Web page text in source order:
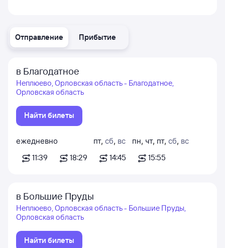
Отправление Прибытие
в Благодатное
Неплюево, Орловская область - Благодатное,
Орловская область
Найти билеты
ежедневно
11:39
18:29
пт, сб, вс
14:45
пн, чт, пт, сб, вс
15:55
в Большие Пруды
Неплюево, Орловская область - Большие Пруды,
Орловская область
Найти билеты